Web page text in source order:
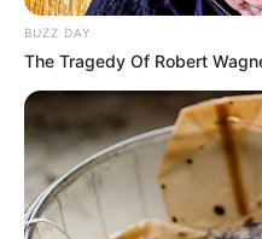
18:20 / 06 İyul 2026
BUZZ DAY
The Tragedy Of Robert